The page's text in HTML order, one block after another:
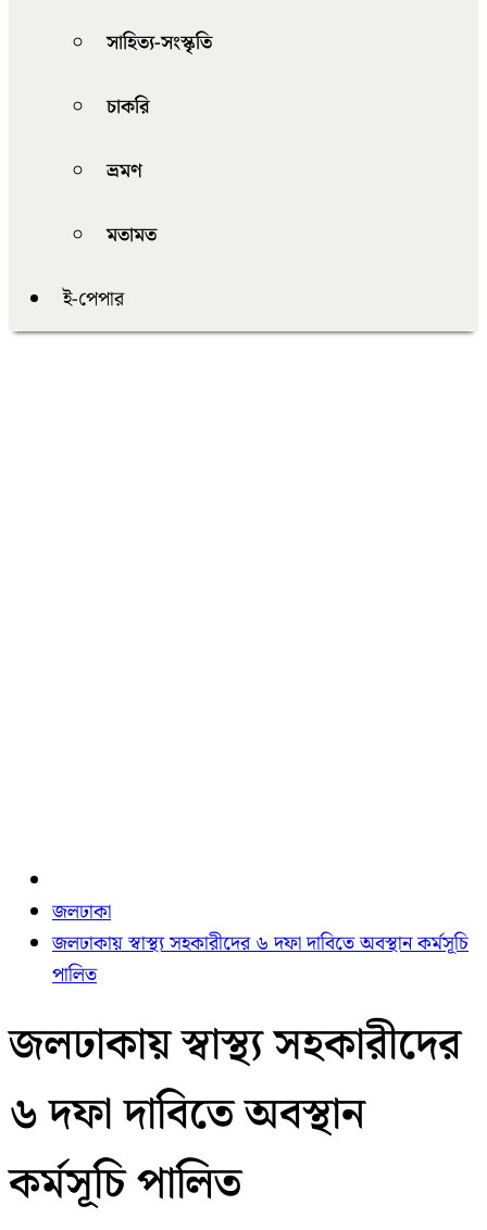
সাহিত্য-সংস্কৃতি
চাকরি
ভ্রমণ
মতামত
ই-পেপার
জলঢাকা
জলঢাকায় স্বাস্থ্য সহকারীদের ৬ দফা দাবিতে অবস্থান কর্মসূচি
পালিত
জলঢাকায় স্বাস্থ্য সহকারীদের
৬ দফা দাবিতে অবস্থান
কর্মসূচি পালিত